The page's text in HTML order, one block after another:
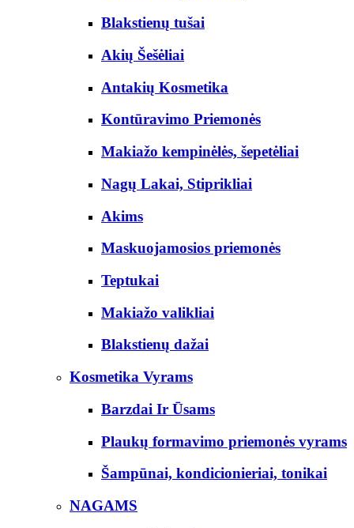
Blakstienų tušai
Akių Šešėliai
Antakių Kosmetika
Kontūravimo Priemonės
Makiažo kempinėlės, šepetėliai
Nagų Lakai, Stiprikliai
Akims
Maskuojamosios priemonės
Teptukai
Makiažo valikliai
Blakstienų dažai
Kosmetika Vyrams
Barzdai Ir Ūsams
Plaukų formavimo priemonės vyrams
Šampūnai, kondicionieriai, tonikai
NAGAMS